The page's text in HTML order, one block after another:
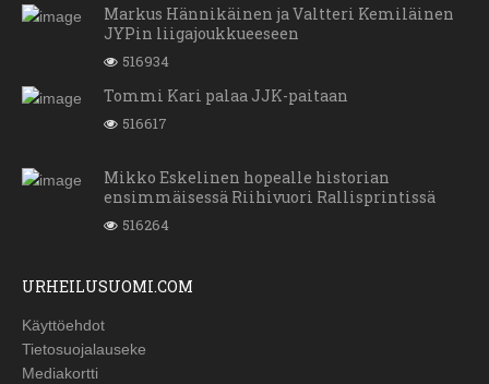
Markus Hännikäinen ja Valtteri Kemiläinen
JYPin liigajoukkueeseen
516934
Tommi Kari palaa JJK-paitaan
516617
Mikko Eskelinen hopealle historian
ensimmäisessä Riihivuori Rallisprintissä
516264
URHEILUSUOMI.COM
Käyttöehdot
Tietosuojalauseke
Mediakortti